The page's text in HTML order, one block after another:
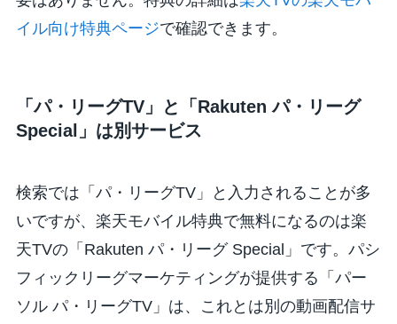
イル向け特典ページで確認できます。
「パ・リーグTV」と「Rakuten パ・リーグ
Special」は別サービス
検索では「パ・リーグTV」と入力されることが多
いですが、楽天モバイル特典で無料になるのは楽
天TVの「Rakuten パ・リーグ Special」です。パシ
フィックリーグマーケティングが提供する「パー
ソル パ・リーグTV」は、これとは別の動画配信サ